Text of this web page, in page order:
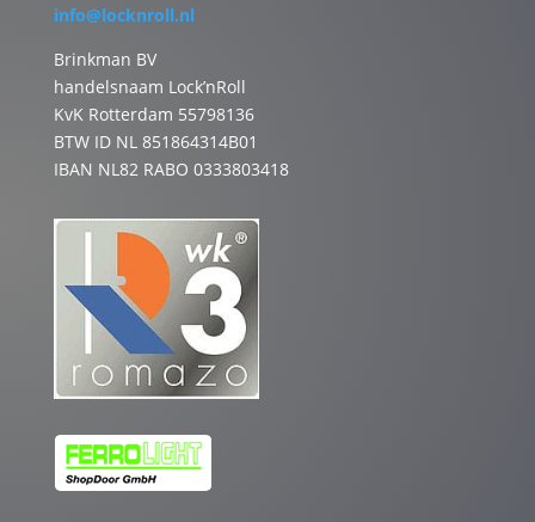
info@locknroll.nl
Brinkman BV
handelsnaam Lock’nRoll
KvK Rotterdam 55798136
BTW ID NL 851864314B01
IBAN NL82 RABO 0333803418